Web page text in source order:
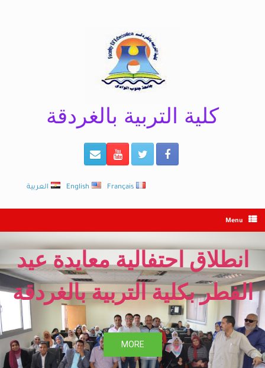
كلية التربية بالغردقة
العربية English Français
Menu
انطلاق احتفالية معايدة عيد
الفطر بكلية التربية بالغردقة
MORE